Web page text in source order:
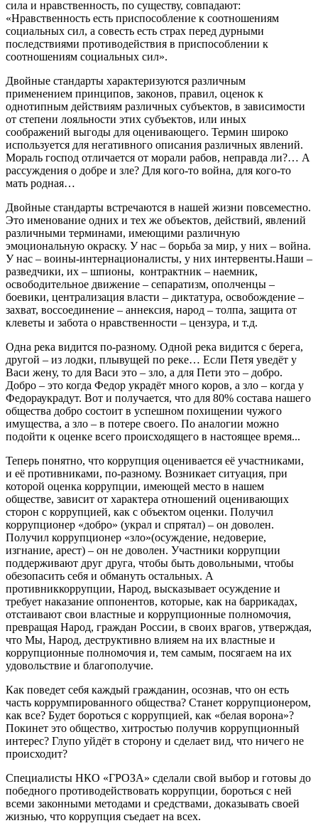
сила и нравственность, по существу, совпадают:
«Нравственность есть приспособление к соотношениям
социальных сил, а совесть есть страх перед дурными
последствиями противодействия в приспособлении к
соотношениям социальных сил».
Двойные стандарты характеризуются различным
применением принципов, законов, правил, оценок к
однотипным действиям различных субъектов, в зависимости
от степени лояльности этих субъектов, или иных
соображений выгоды для оценивающего. Термин широко
используется для негативного описания различных явлений.
Мораль господ отличается от морали рабов, неправда ли?… А
рассуждения о добре и зле? Для кого-то война, для кого-то
мать родная…
Двойные стандарты встречаются в нашей жизни повсеместно.
Это именование одних и тех же объектов, действий, явлений
различными терминами, имеющими различную
эмоциональную окраску. У нас – борьба за мир, у них – война.
У нас – воины-интернационалисты, у них интервенты.Наши –
разведчики, их – шпионы, контрактник – наемник,
освободительное движение – сепаратизм, ополченцы –
боевики, централизация власти – диктатура, освобождение –
захват, воссоединение – аннексия, народ – толпа, защита от
клеветы и забота о нравственности – цензура, и т.д.
Одна река видится по-разному. Одной река видится с берега,
другой – из лодки, плывущей по реке… Если Петя уведёт у
Васи жену, то для Васи это – зло, а для Пети это – добро.
Добро – это когда Федор украдёт много коров, а зло – когда у
Федораукрадут. Вот и получается, что для 80% состава нашего
общества добро состоит в успешном похищении чужого
имущества, а зло – в потере своего. По аналогии можно
подойти к оценке всего происходящего в настоящее время...
Теперь понятно, что коррупция оценивается её участниками,
и её противниками, по-разному. Возникает ситуация, при
которой оценка коррупции, имеющей место в нашем
обществе, зависит от характера отношений оценивающих
сторон с коррупцией, как с объектом оценки. Получил
коррупционер «добро» (украл и спрятал) – он доволен.
Получил коррупционер «зло»(осуждение, недоверие,
изгнание, арест) – он не доволен. Участники коррупции
поддерживают друг друга, чтобы быть довольными, чтобы
обезопасить себя и обмануть остальных. А
противниккоррупции, Народ, высказывает осуждение и
требует наказание оппонентов, которые, как на баррикадах,
отстаивают свои властные и коррупционные полномочия,
превращая Народ, граждан России, в своих врагов, утверждая,
что Мы, Народ, деструктивно влияем на их властные и
коррупционные полномочия и, тем самым, посягаем на их
удовольствие и благополучие.
Как поведет себя каждый гражданин, осознав, что он есть
часть коррумпированного общества? Станет коррупционером,
как все? Будет бороться с коррупцией, как «белая ворона»?
Покинет это общество, хитростью получив коррупционный
интерес? Глупо уйдёт в сторону и сделает вид, что ничего не
происходит?
Специалисты НКО «ГРОЗА» сделали свой выбор и готовы до
победного противодействовать коррупции, бороться с ней
всеми законными методами и средствами, доказывать своей
жизнью, что коррупция съедает на всех.